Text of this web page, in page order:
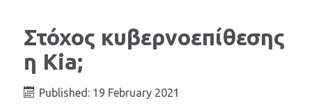
Στόχος κυβερνοεπίθεσης
η Kia;
Published: 19 February 2021